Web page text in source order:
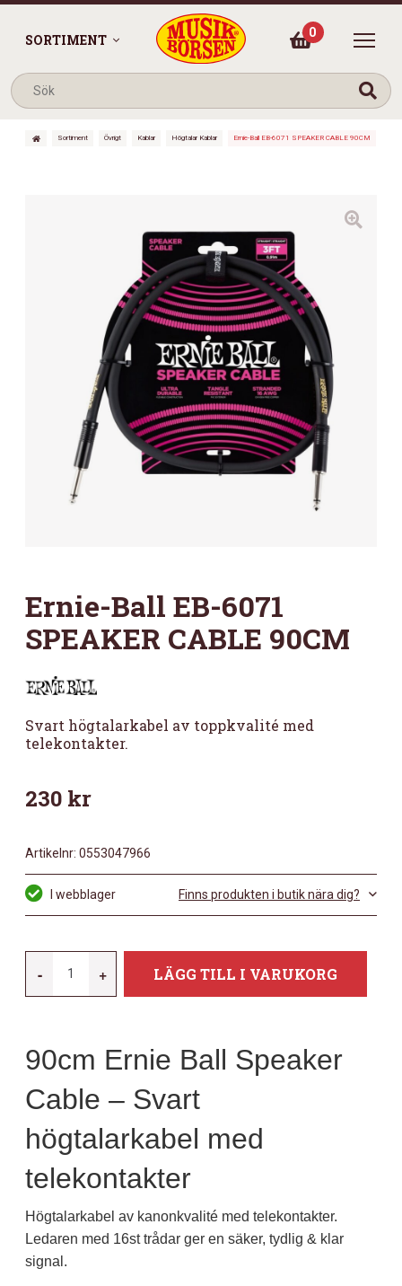
SORTIMENT 0
Sortiment Övrigt Kablar Högtalar Kablar Ernie-Ball EB-6071 SPEAKER CABLE 90CM
Ernie-Ball EB-6071
SPEAKER CABLE 90CM
Svart högtalarkabel av toppkvalité med
telekontakter.
230 kr
Artikelnr: 0553047966
I webblager Finns produkten i butik nära dig?
-
SPEAKER
CABLE
90CM
+ LÄGG TILL I VARUKORG
90cm Ernie Ball Speaker
Cable – Svart
högtalarkabel med
telekontakter
Högtalarkabel av kanonkvalité med telekontakter.
Ledaren med 16st trådar ger en säker, tydlig & klar
signal.